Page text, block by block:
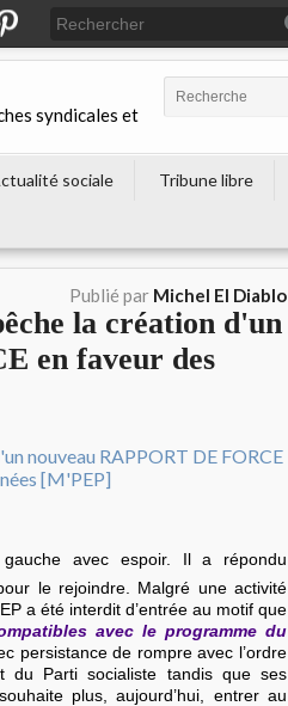
syndicales et
sociale Tribune libre
Publié par Michel El Diablo
la création d'un
en faveur des
avec espoir. Il a répondu
le rejoindre. Malgré une activité
a été interdit d’entrée au motif que
avec le programme du
persistance de rompre avec l’ordre
du Parti socialiste tandis que ses
plus, aujourd’hui, entrer au